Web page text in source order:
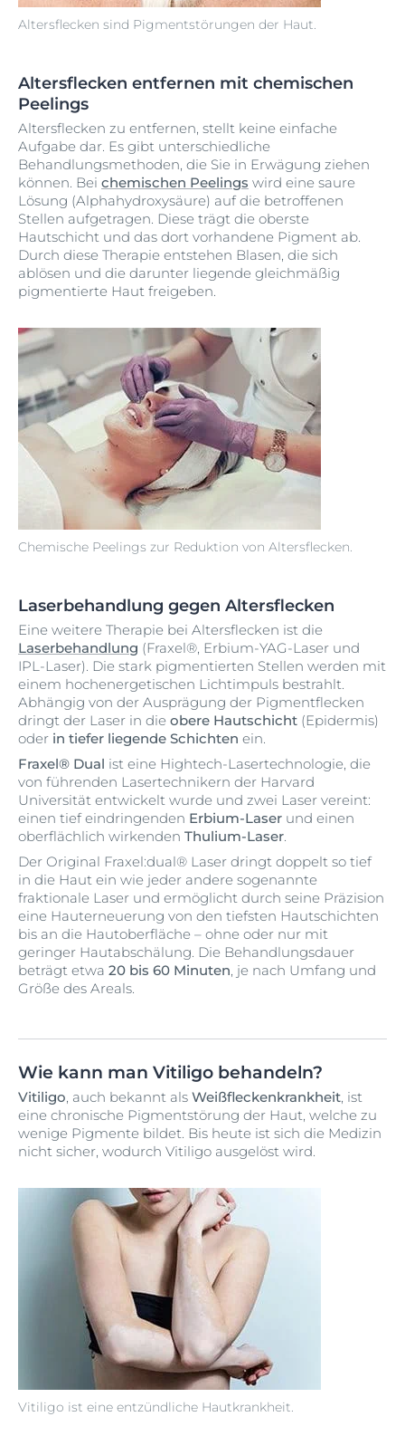
Altersflecken sind Pigmentstörungen der Haut.
Altersflecken entfernen mit chemischen
Peelings
Chemische Peelings zur Reduktion von Altersflecken.
Altersflecken zu entfernen, stellt keine einfache
Aufgabe dar. Es gibt unterschiedliche
Behandlungsmethoden, die Sie in Erwägung ziehen
können. Bei chemischen Peelings wird eine saure
Lösung (Alphahydroxysäure) auf die betroffenen
Stellen aufgetragen. Diese trägt die oberste
Hautschicht und das dort vorhandene Pigment ab.
Durch diese Therapie entstehen Blasen, die sich
ablösen und die darunter liegende gleichmäßig
pigmentierte Haut freigeben.
Laserbehandlung gegen Altersflecken
Eine weitere Therapie bei Altersflecken ist die
Laserbehandlung (Fraxel®, Erbium-YAG-Laser und
IPL-Laser). Die stark pigmentierten Stellen werden mit
einem hochenergetischen Lichtimpuls bestrahlt.
Abhängig von der Ausprägung der Pigmentflecken
dringt der Laser in die obere Hautschicht (Epidermis)
oder in tiefer liegende Schichten ein.
Fraxel® Dual ist eine Hightech-Lasertechnologie, die
von führenden Lasertechnikern der Harvard
Universität entwickelt wurde und zwei Laser vereint:
einen tief eindringenden Erbium-Laser und einen
oberflächlich wirkenden Thulium-Laser.
Der Original Fraxel:dual® Laser dringt doppelt so tief
in die Haut ein wie jeder andere sogenannte
fraktionale Laser und ermöglicht durch seine Präzision
eine Hauterneuerung von den tiefsten Hautschichten
bis an die Hautoberfläche – ohne oder nur mit
geringer Hautabschälung. Die Behandlungsdauer
beträgt etwa 20 bis 60 Minuten, je nach Umfang und
Größe des Areals.
Wie kann man Vitiligo behandeln?
Vitiligo ist eine entzündliche Hautkrankheit.
Vitiligo, auch bekannt als Weißfleckenkrankheit, ist
eine chronische Pigmentstörung der Haut, welche zu
wenige Pigmente bildet. Bis heute ist sich die Medizin
nicht sicher, wodurch Vitiligo ausgelöst wird.